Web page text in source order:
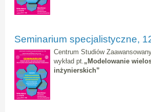
Seminarium specjalistyczne,
Centrum Studiów
wykład pt.„Modelowanie
inżynierskich”